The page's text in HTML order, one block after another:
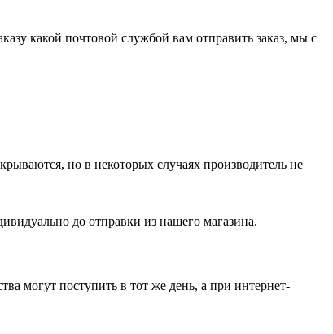
какой почтовой службой вам отправить заказ, мы с
но в некоторых случаях производитель не
до отправки из нашего магазина.
могут поступить в тот же день, а при интернет-